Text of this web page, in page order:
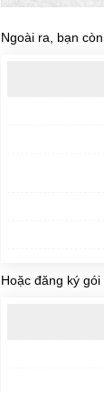
Ngoài ra, bạn
Hoặc đăng ký